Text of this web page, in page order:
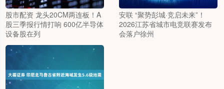
股市配资 龙头20CM两连板！A
股三季报行情打响 600亿半导体
设备股在列
安联 “聚势彭城·竞启未来”！
2026江苏省城市电竞联赛发布
会落户徐州